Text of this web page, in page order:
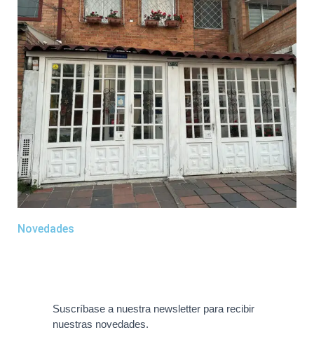
Novedades
Suscríbase a nuestra newsletter para recibir
nuestras novedades.